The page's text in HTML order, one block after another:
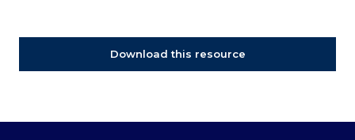
Download this resource